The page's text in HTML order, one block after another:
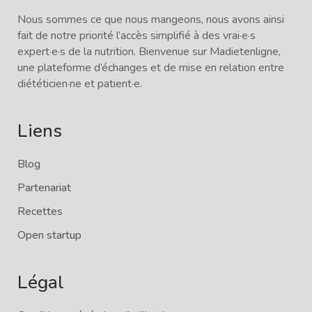
Nous sommes ce que nous mangeons, nous avons ainsi
fait de notre priorité l’accès simplifié à des vrai·e·s
expert·e·s de la nutrition. Bienvenue sur Madietenligne,
une plateforme d’échanges et de mise en relation entre
diététicien·ne et patient·e.
Liens
Blog
Partenariat
Recettes
Open startup
Légal